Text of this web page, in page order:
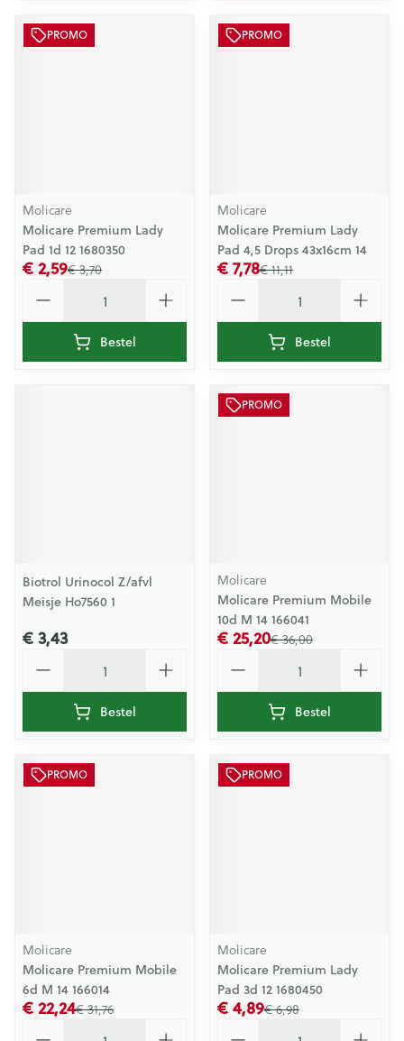
PROMO
Molicare
Molicare Premium Lady
Pad 1d 12 1680350
€ 3,70
€ 2,59
Bestel
PROMO
Molicare
Molicare Premium Lady
Pad 4,5 Drops 43x16cm 14
€ 11,11
€ 7,78
Bestel
Biotrol Urinocol Z/afvl
Meisje Ho7560 1
€ 3,43
Bestel
PROMO
Molicare
Molicare Premium Mobile
10d M 14 166041
€ 36,00
€ 25,20
Bestel
PROMO
Molicare
Molicare Premium Mobile
6d M 14 166014
€ 31,76
€ 22,24
PROMO
Molicare
Molicare Premium Lady
Pad 3d 12 1680450
€ 6,98
€ 4,89